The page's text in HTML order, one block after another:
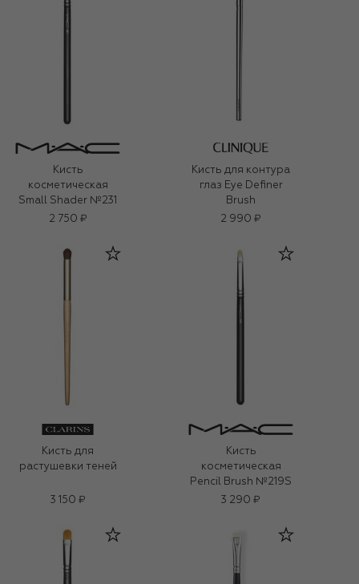
Кисть
косметическая
Small Shader №231
2 750 ₽
Кисть для контура
глаз Eye Definer
Brush
2 990 ₽
Кисть для
растушевки теней
3 150 ₽
Кисть
косметическая
Pencil Brush №219S
3 290 ₽